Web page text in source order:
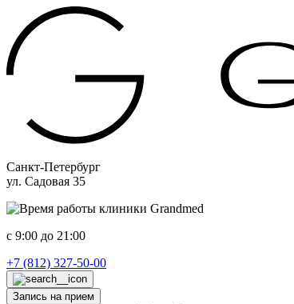
Санкт-Петербург
ул. Садовая 35
c 9:00 до 21:00
+7 (812) 327-50-00
Запись на прием